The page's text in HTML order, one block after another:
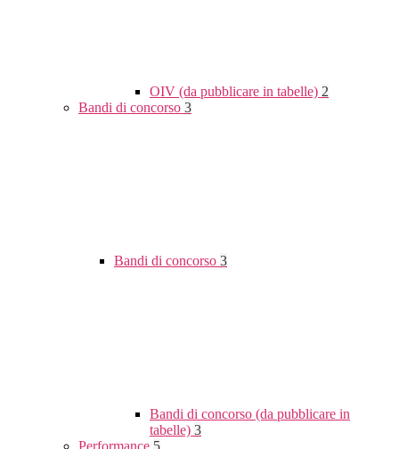
OIV (da pubblicare in tabelle) 2
Bandi di concorso 3
Bandi di concorso 3
Bandi di concorso (da pubblicare in
tabelle) 3